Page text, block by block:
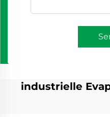
industrielle